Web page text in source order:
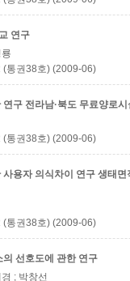
연구
(통권38호) (2009-06)
연구 전라남·북도 무료양로
(통권38호) (2009-06)
용자 의식차이 연구 생태면
(통권38호) (2009-06)
선호도에 관한 연구
; 박창선